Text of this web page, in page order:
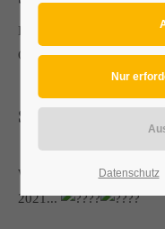
Dachdeckerei u.
Oberpullendorf, Baden,
SCHÖNES
Wir wünschen euch ein
2021...
Datenschutz